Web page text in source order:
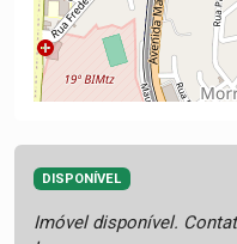
DISPONÍVEL
Imóvel disponível.